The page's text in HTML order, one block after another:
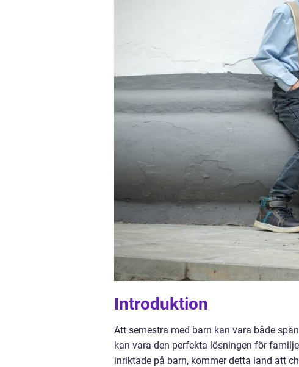
Introduktion
Att semestra med barn kan vara både
kan vara den perfekta lösningen för
inriktade på barn, kommer detta land att